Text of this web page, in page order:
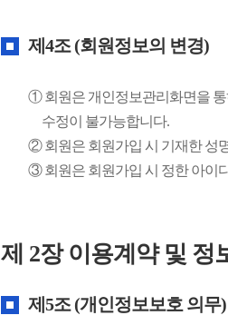
제4조 (회원정보의 변경)
① 회원은 개인정보관리화면을 통
수정이 불가능합니다.
② 회원은 회원가입 시 기재한 성
③ 회원은 회원가입 시 정한 아이
제 2장 이용계약 및 정
제5조 (개인정보보호 의무)